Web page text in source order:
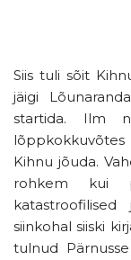
Siis tuli sõit
jäigi
startida. Ilm
Kihnu jõuda.
rohkem kui
siinkohal siiski
tulnud